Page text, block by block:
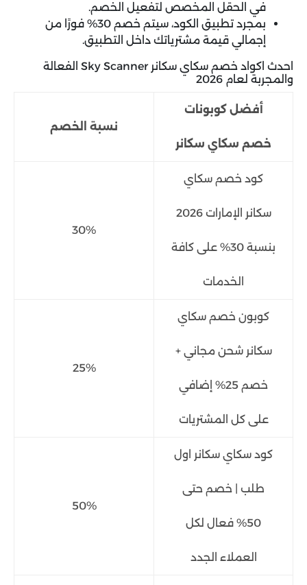
في الحقل المخصص لتفعيل الخصم.
بمجرد تطبيق الكود، سيتم خصم 30% فورًا من
إجمالي قيمة مشترياتك داخل التطبيق.
احدث اكواد خصم سكاي سكانر Sky Scanner الفعالة
والمجربة لعام 2026
أفضل كوبونات
خصم سكاي سكانر
نسبة الخصم
كود خصم سكاي
سكانر الإمارات 2026
بنسبة 30% على كافة
الخدمات
30%
كوبون خصم سكاي
سكانر شحن مجاني +
خصم 25% إضافي
على كل المشتريات
25%
كود سكاي سكانر اول
طلب | خصم حتى
50% فعال لكل
العملاء الجدد
50%